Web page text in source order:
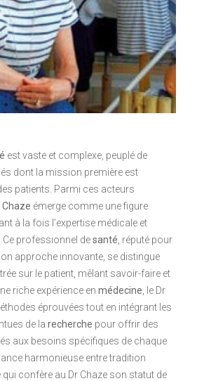
est vaste et complexe, peuplé de
dont la mission première est
patients. Parmi ces acteurs
Chaze émerge comme une figure
à la fois l’expertise médicale et
Ce professionnel desanté , réputé pour
approche innovante, se distingue
sur le patient, mêlant savoir-faire et
riche expérience en médecine , le Dr
éprouvées tout en intégrant les
de la recherche pour offrir des
aux besoins spécifiques de chaque
harmonieuse entre tradition
confère au Dr Chaze son statut de